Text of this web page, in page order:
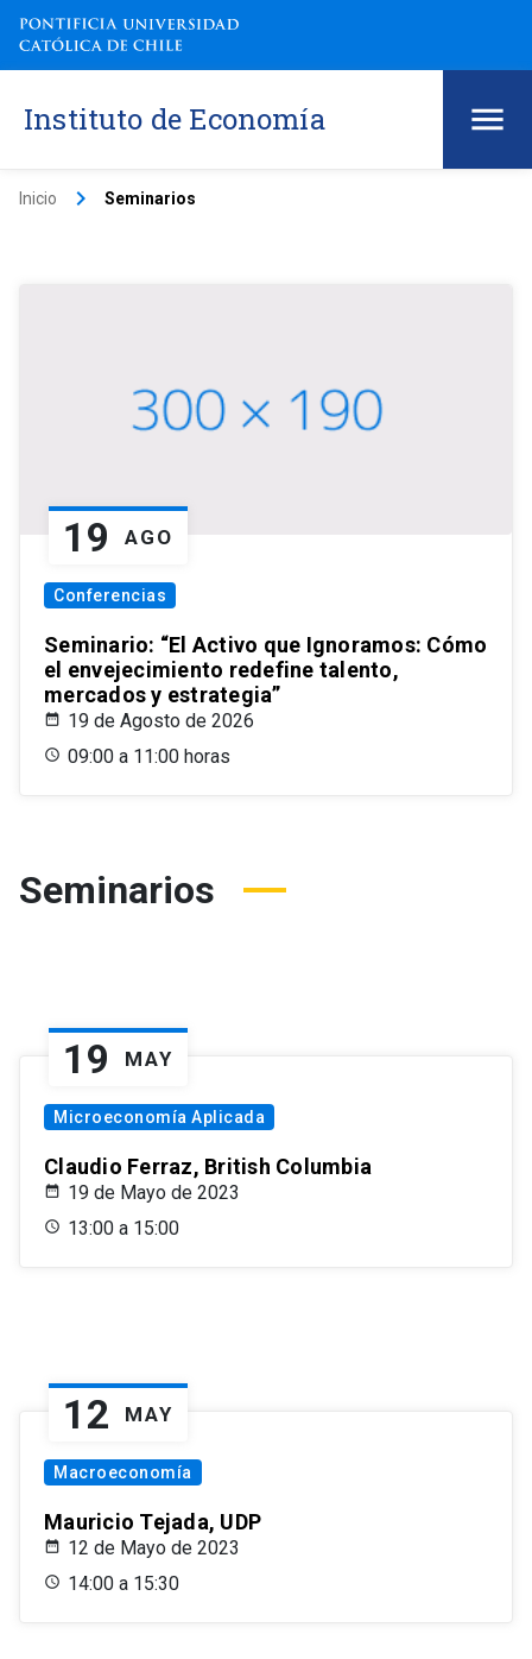
Instituto de Economía
Inicio keyboard_arrow_right Seminarios
19 AGO
Conferencias
Seminario: “El Activo que Ignoramos: Cómo
el envejecimiento redefine talento,
mercados y estrategia”
19 de Agosto de 2026
09:00 a 11:00 horas
Seminarios
19 MAY
Microeconomía Aplicada
Claudio Ferraz, British Columbia
19 de Mayo de 2023
13:00 a 15:00
12 MAY
Macroeconomía
Mauricio Tejada, UDP
12 de Mayo de 2023
14:00 a 15:30